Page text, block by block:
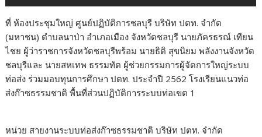
ที่ ห้องประชุมใหญ่ ศูนย์ปฏิบัติการชลบุรี บริษัท ปตท. จำกัด
(มหาชน) ตำบลนาป่า อำเภอเมือง จังหวัดชลบุรี นายภัครธรณ์ เทียน
ไชย ผู้ว่าราชการจังหวัดชลบุรีพร้อม นายธิติ สุขนิยม พลังงานจังหวัด
ชลบุรีและ นายสหเทพ ธรรมทัต ผู้ช่วยกรรมการผู้จัดการใหญ่ระบบ
ท่อส่ง ร่วมมอบทุนการศึกษา ปตท. ประจำปี 2562 โรงเรียนแนวท่อ
ส่งก๊าซธรรมชาติ พื้นที่ส่วนปฏิบัติการระบบท่อเขต 1
หน่วย สายงานระบบท่อส่งก๊าซธรรมชาติ บริษัท ปตท. จำกัด